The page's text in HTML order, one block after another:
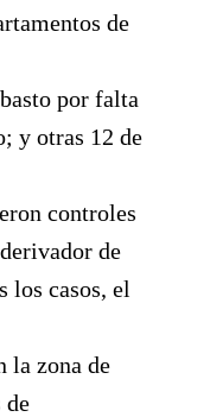
de
por falta
y otras 12 de
controles
de
los casos, el
la zona de
de